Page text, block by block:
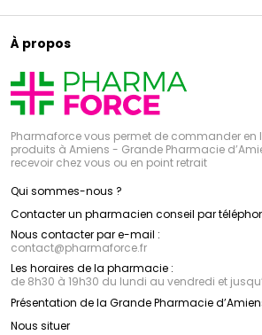
À propos
Pharmaforce vous permet de commander en
produits à Amiens - Grande Pharmacie
recevoir chez vous ou en point retrait
Qui sommes-nous ?
Contacter un pharmacien conseil par
Nous contacter par e-mail :
contact@pharmaforce.fr
Les horaires de la pharmacie :
de 8h30 à 19h30 du lundi au vendredi et
Présentation de la Grande Pharmacie
Nous situer